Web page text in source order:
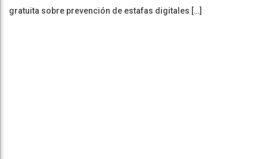
gratuita sobre prevención de estafas digitales […]